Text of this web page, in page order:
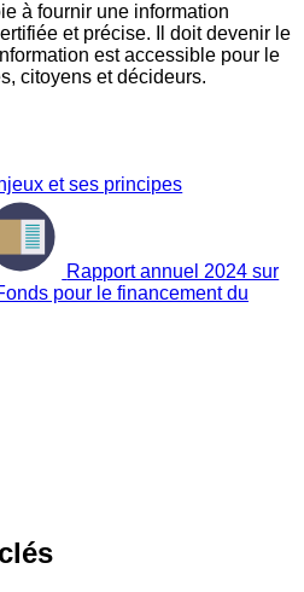
à fournir une information
et précise. Il doit devenir le
est accessible pour le
citoyens et décideurs.
et ses principes
Rapport annuel 2024 sur
pour le financement du